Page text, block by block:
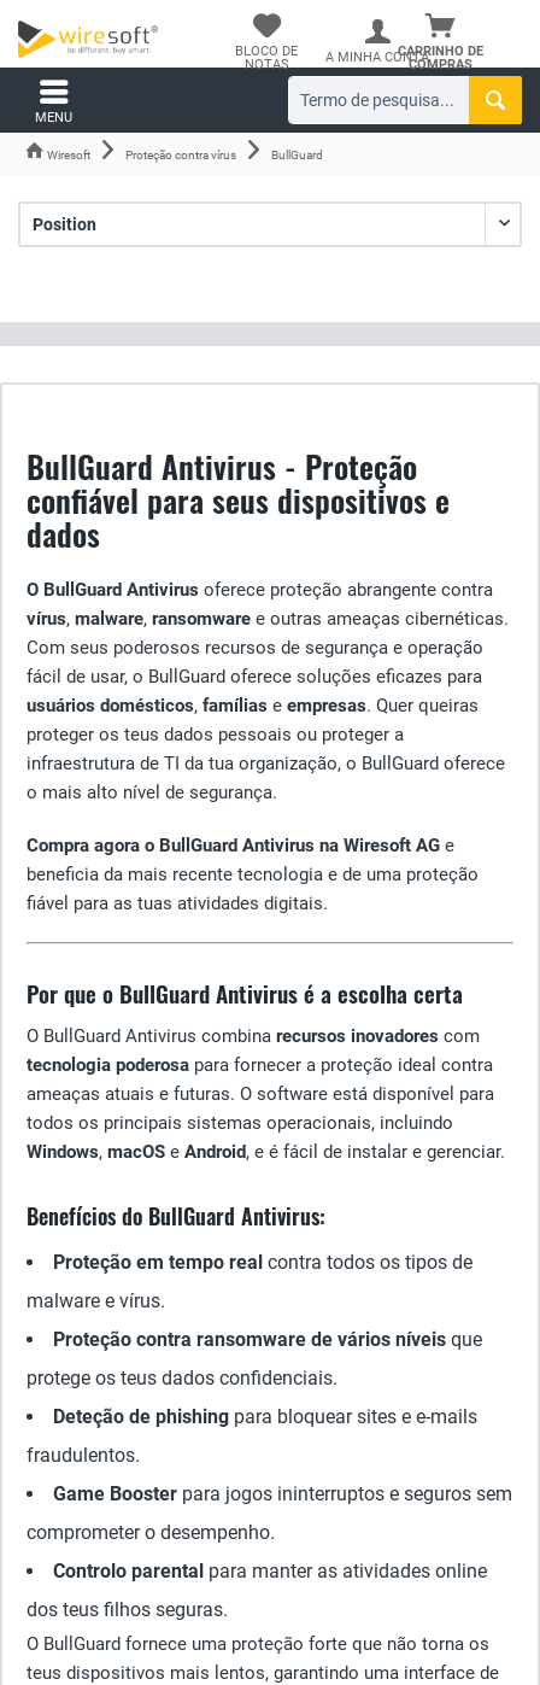
CARRINHO DE
COMPRAS
BLOCO DE
NOTAS
A MINHA CONTA
MENU
Wiresoft Proteção contra vírus BullGuard
BullGuard Antivirus - Proteção
confiável para seus dispositivos e
dados
O BullGuard Antivirus oferece proteção abrangente contra
vírus, malware, ransomware e outras ameaças cibernéticas.
Com seus poderosos recursos de segurança e operação
fácil de usar, o BullGuard oferece soluções eficazes para
usuários domésticos, famílias e empresas. Quer queiras
proteger os teus dados pessoais ou proteger a
infraestrutura de TI da tua organização, o BullGuard oferece
o mais alto nível de segurança.
Compra agora o BullGuard Antivirus na Wiresoft AG e
beneficia da mais recente tecnologia e de uma proteção
fiável para as tuas atividades digitais.
Por que o BullGuard Antivirus é a escolha certa
O BullGuard Antivirus combina recursos inovadores com
tecnologia poderosa para fornecer a proteção ideal contra
ameaças atuais e futuras. O software está disponível para
todos os principais sistemas operacionais, incluindo
Windows, macOS e Android, e é fácil de instalar e gerenciar.
Benefícios do BullGuard Antivirus:
Proteção em tempo real contra todos os tipos de
malware e vírus.
Proteção contra ransomware de vários níveis que
protege os teus dados confidenciais.
Deteção de phishing para bloquear sites e e-mails
fraudulentos.
Game Booster para jogos ininterruptos e seguros sem
comprometer o desempenho.
Controlo parental para manter as atividades online
dos teus filhos seguras.
O BullGuard fornece uma proteção forte que não torna os
teus dispositivos mais lentos, garantindo uma interface de